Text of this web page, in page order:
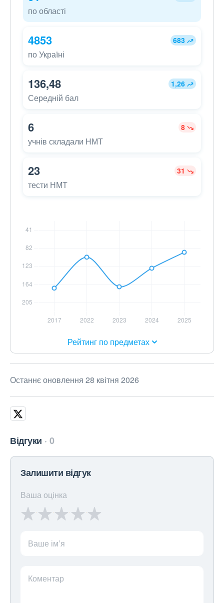
по області
4853 683
по Україні
136,48 1,26
Середній бал
6 8
учнів складали НМТ
23 31
тести НМТ
Рейтинг по предметах
Останнє оновлення 28 квітня 2026
Відгуки 0
Залишити відгук
Ваша оцінка
Ваше ім’я
Коментар